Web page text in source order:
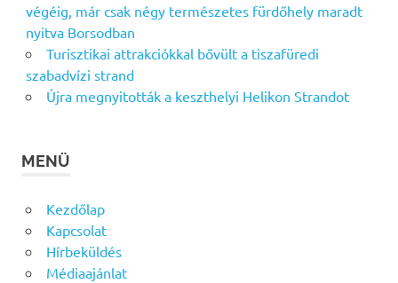
végéig, már csak négy természetes fürdőhely maradt
nyitva Borsodban
Turisztikai attrakciókkal bővült a tiszafüredi
szabadvízi strand
Újra megnyitották a keszthelyi Helikon Strandot
MENÜ
Kezdőlap
Kapcsolat
Hírbeküldés
Médiaajánlat